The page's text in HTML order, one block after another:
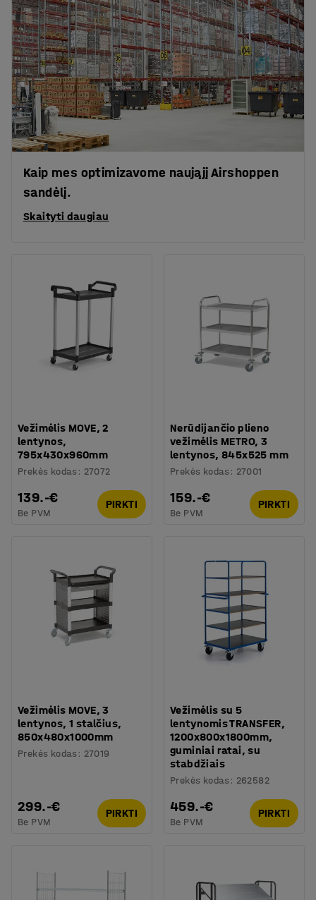
Kaip mes optimizavome naująjį Airshoppen
sandėlį.
Skaityti daugiau
Vežimėlis MOVE, 2
lentynos,
795x430x960mm
Prekės kodas : 27072
139.-€
Be PVM
PIRKTI
Nerūdijančio plieno
vežimėlis METRO, 3
lentynos, 845x525 mm
Prekės kodas : 27001
159.-€
Be PVM
PIRKTI
Vežimėlis MOVE, 3
lentynos, 1 stalčius,
850x480x1000mm
Prekės kodas : 27019
299.-€
Be PVM
PIRKTI
Vežimėlis su 5
lentynomis TRANSFER,
1200x800x1800mm,
guminiai ratai, su
stabdžiais
Prekės kodas : 262582
459.-€
Be PVM
PIRKTI